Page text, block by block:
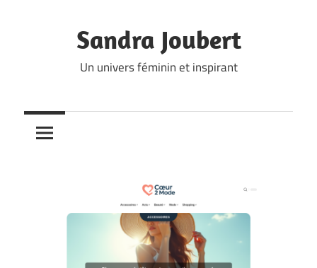
Sandra Joubert
Un univers féminin et inspirant